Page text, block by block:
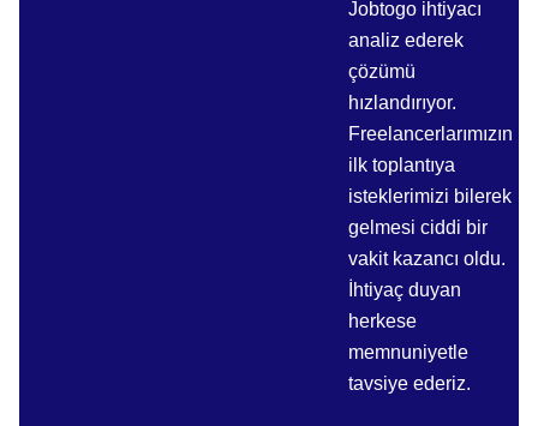
Jobtogo ihtiyacı
analiz ederek
çözümü
hızlandırıyor.
Freelancerlarımızın
ilk toplantıya
isteklerimizi bilerek
gelmesi ciddi bir
vakit kazancı oldu.
İhtiyaç duyan
herkese
memnuniyetle
tavsiye ederiz.